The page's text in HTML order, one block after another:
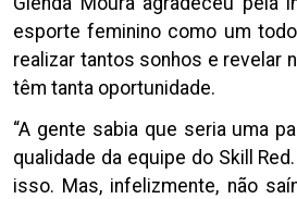
esporte feminino como um
realizar tantos sonhos e revelar
têm tanta oportunidade.
“A gente sabia que seria uma
qualidade da equipe do Skill
isso. Mas, infelizmente, não